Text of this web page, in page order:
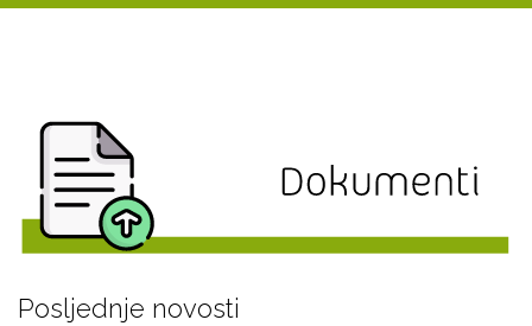
Posljednje novosti